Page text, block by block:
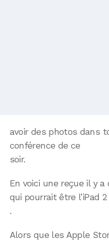
avoir des photos dans
conférence de ce
soir.
En voici une reçue il y
qui pourrait être l’iPad 2
.
Alors que les Apple